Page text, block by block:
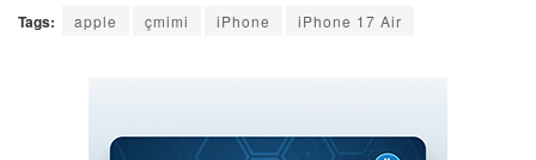
Tags: apple çmimi iPhone iPhone 17 Air